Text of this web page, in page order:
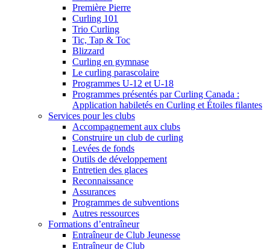
Première Pierre
Curling 101
Trio Curling
Tic, Tap & Toc
Blizzard
Curling en gymnase
Le curling parascolaire
Programmes U-12 et U-18
Programmes présentés par Curling Canada :
Application habiletés en Curling et Étoiles filantes
Services pour les clubs
Accompagnement aux clubs
Construire un club de curling
Levées de fonds
Outils de développement
Entretien des glaces
Reconnaissance
Assurances
Programmes de subventions
Autres ressources
Formations d’entraîneur
Entraîneur de Club Jeunesse
Entraîneur de Club